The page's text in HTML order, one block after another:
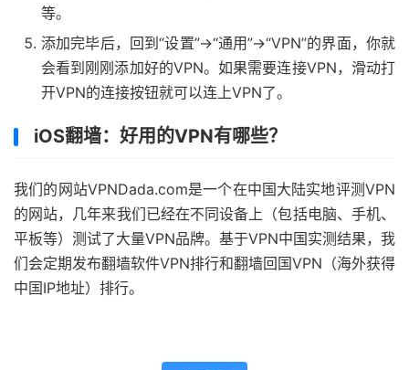
等。
添加完毕后，回到“设置”->“通用”->“VPN”的界面，你就
会看到刚刚添加好的VPN。如果需要连接VPN，滑动打
开VPN的连接按钮就可以连上VPN了。
iOS翻墙：好用的VPN有哪些？
我们的网站VPNDada.com是一个在中国大陆实地评测VPN
的网站，几年来我们已经在不同设备上（包括电脑、手机、
平板等）测试了大量VPN品牌。基于VPN中国实测结果，我
们会定期发布翻墙软件VPN排行和翻墙回国VPN（海外获得
中国IP地址）排行。